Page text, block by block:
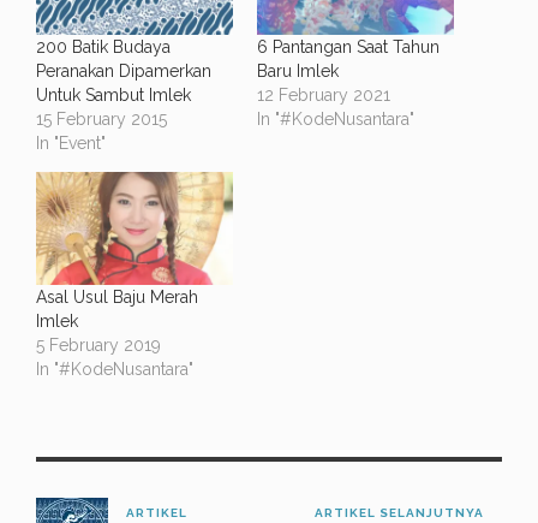
200 Batik Budaya
Peranakan Dipamerkan
Untuk Sambut Imlek
15 February 2015
In "Event"
6 Pantangan Saat Tahun
Baru Imlek
12 February 2021
In "#KodeNusantara"
Asal Usul Baju Merah
Imlek
5 February 2019
In "#KodeNusantara"
ARTIKEL ARTIKEL SELANJUTNYA